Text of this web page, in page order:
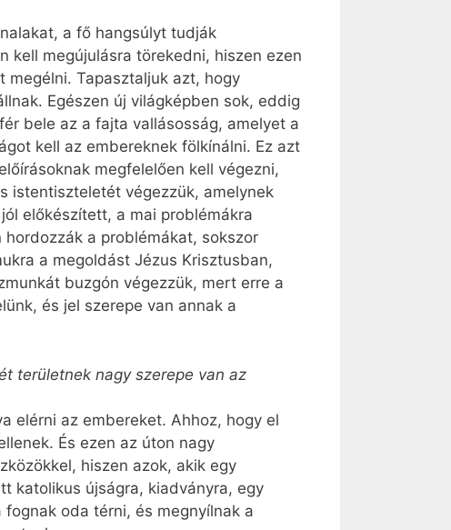
a fő hangsúlyt tudják
kell megújulásra törekedni, hiszen ezen
megélni. Tapasztaljuk azt, hogy
Egészen új világképben sok, eddig
bele az a fajta vallásosság, amelyet a
kell az embereknek fölkínálni. Ez azt
megfelelően kell végezni,
istentiszteletét végezzük, amelynek
előkészített, a mai problémákra
a problémákat, sokszor
a megoldást Jézus Krisztusban,
buzgón végezzük, mert erre a
és jel szerepe van annak a
területnek nagy szerepe van az
elérni az embereket. Ahhoz, hogy el
És ezen az úton nagy
hiszen azok, akik egy
katolikus újságra, kiadványra, egy
oda térni, és megnyílnak a